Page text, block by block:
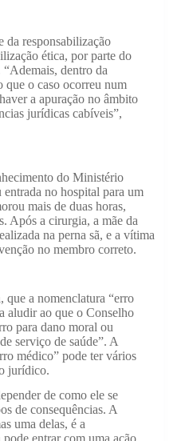
da responsabilização
ética, por parte do
dentro da
que o caso ocorreu num
a apuração no âmbito
jurídicas cabíveis”,
do Ministério
no hospital para um
mais de duas horas,
Após a cirurgia, a mãe da
na perna sã, e a vítima
no membro correto.
a nomenclatura “erro
aludir ao que o Conselho
para dano moral ou
serviço de saúde”. A
médico” pode ter vários
jurídico.
de como ele se
de consequências. A
uma delas, é a
entrar com uma ação